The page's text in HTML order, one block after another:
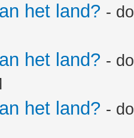
het land? -
het land? -
het land? -